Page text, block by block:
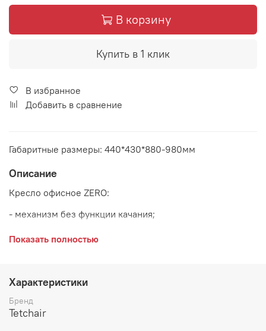
В корзину
Купить в 1 клик
В избранное
Добавить в сравнение
Габаритные размеры: 440*430*880-980мм
Описание
Кресло офисное ZERO:
- механизм без функции качания;
- полиуретановые ролики (подходят для паркета и
Основание:
Показать полностью
Характеристики
Бренд
Tetchair